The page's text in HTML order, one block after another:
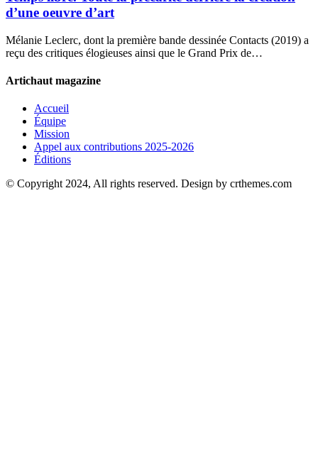
d’une oeuvre d’art
Mélanie Leclerc, dont la première bande dessinée Contacts (2019) a
reçu des critiques élogieuses ainsi que le Grand Prix de…
Artichaut magazine
Accueil
Équipe
Mission
Appel aux contributions 2025-2026
Éditions
© Copyright 2024, All rights reserved. Design by crthemes.com